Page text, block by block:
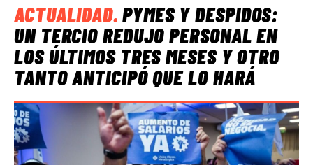
ACTUALIDAD.PYMES Y DESPIDOS:
UN TERCIO REDUJO PERSONAL EN
LOS ÚLTIMOS TRES MESES Y OTRO
TANTO ANTICIPÓ QUE LO HARÁ